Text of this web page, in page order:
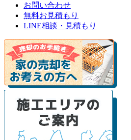
お問い合わせ
無料お見積もり
LINE相談・見積もり